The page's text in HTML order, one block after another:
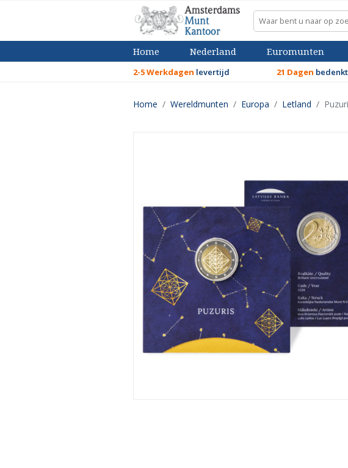
Home Nederland Euromunten
2-5 Werkdagen levertijd 21 Dagen
Home Wereldmunten Europa Letland